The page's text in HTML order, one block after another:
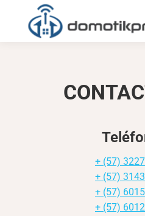
+ (57)
+ (57)
+ (57)
+ (57)